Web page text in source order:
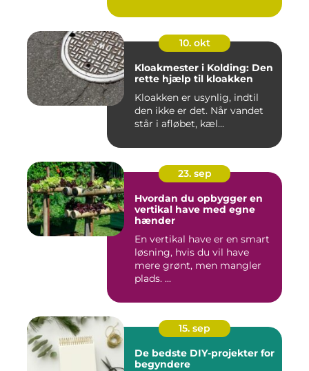
10. okt
Kloakmester i Kolding: Den
rette hjælp til kloakken
Kloakken er usynlig, indtil
den ikke er det. Når vandet
står i afløbet, kæl...
23. sep
Hvordan du opbygger en
vertikal have med egne
hænder
En vertikal have er en smart
løsning, hvis du vil have
mere grønt, men mangler
plads. ...
15. sep
De bedste DIY-projekter for
begyndere